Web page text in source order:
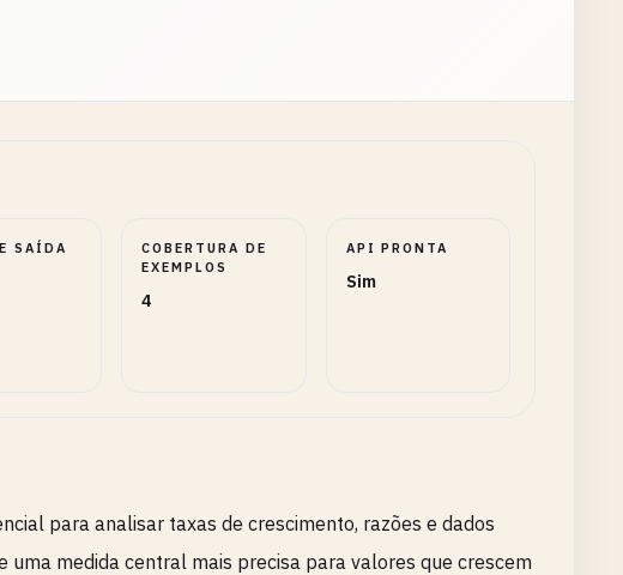
SAÍDA
COBERTURA DE
EXEMPLOS
4
API PRONTA
Sim
para analisar taxas de crescimento, razões e dados
medida central mais precisa para valores que crescem